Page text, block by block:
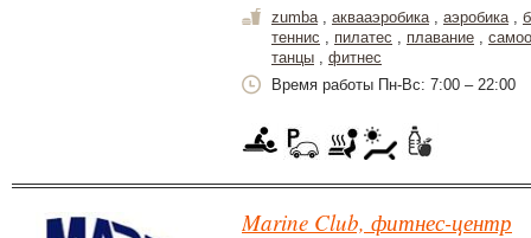
zumba, аквааэробика, аэробика,
теннис , пилатес , плавание ,
танцы , фитнес
Время работы Пн-Вс: 7:00 – 22:00
Marine Club, фитнес-центр